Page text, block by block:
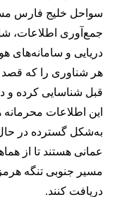
سواحل خلیج فارس
جمع‌آوری اطلاعات،
دریایی و سامانه‌های
هر شناوری را که قصد
قبل شناسایی کرده و
این اطلاعات
به‌شکل گسترده در
عمانی هستند تا از
مسیر جنوبی تنگه
دریافت کنند.